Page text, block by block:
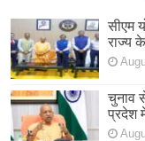
सीएम
राज्य
चुनाव
प्रदेश